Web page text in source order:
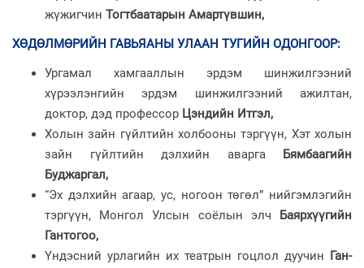
жүжигчин Тогтбаатарын Амартүвшин,
ХӨДӨЛМӨРИЙН ГАВЬЯАНЫ УЛААН ТУГИЙН ОДОНГООР:
Ургамал хамгааллын эрдэм шинжилгээний
хүрээлэнгийн эрдэм шинжилгээний ажилтан,
доктор, дэд профессор Цэндийн Итгэл,
Холын зайн гүйлтийн холбооны тэргүүн, Хэт холын
зайн гүйлтийн дэлхийн аварга
Бямбаагийн
Буджаргал,
“Эх дэлхийн агаар, ус, ногоон төгөл” нийгэмлэгийн
тэргүүн, Монгол Улсын соёлын элч
Баярхүүгийн
Гантогоо,
Үндэсний урлагийн их театрын гоцлол дуучин
Ган-